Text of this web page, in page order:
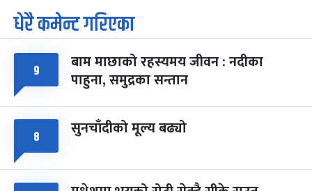
७
आइत
पूर्णिमा व्रत
चैत्र ७, २०८३-Mar 21, 2027
८
सोम
फागुपूर्णिमा
चैत्र ८, २०८३-Mar 22, 2027
७ महिना बाँकी
धेरै कमेन्ट गरिएका
९ बाम माछाको रहस्यमय जीवन : नदीका
पाहुना, समुद्रका सन्तान
८ सुनचाँदीको मूल्य बढ्यो